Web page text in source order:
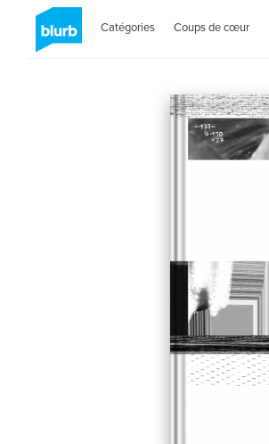
Catégories Coups de cœur